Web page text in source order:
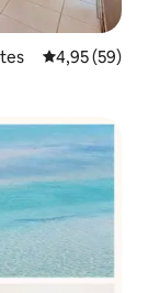
4,95 (59)